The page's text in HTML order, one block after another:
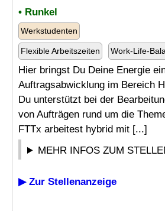
• Runkel
Werkstudenten
Flexible Arbeitszeiten Work-Life-
Hier bringst Du Deine Energie
Auftragsabwicklung im Bereich
Du unterstützt bei der
von Aufträgen rund um die
FTTx arbeitest hybrid mit [...]
MEHR INFOS ZUM
▶ Zur Stellenanzeige